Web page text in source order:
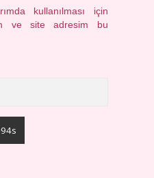
kullanılması için
ve site adresim bu